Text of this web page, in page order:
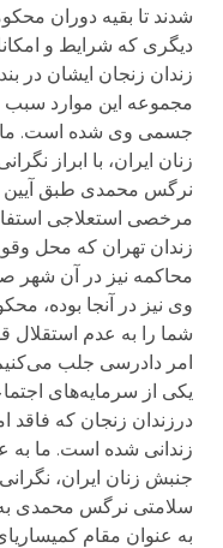
شدند تا بقیه دوران
دیگری که شرایط و
زندان زنجان ایشان در
مجموعه این موارد
جسمی وی شده است. ما
زنان ایران، با ابراز
نرگس محمدی طبق آیین
مرخصی استعلاجی
زندان تهران که محل
محاکمه نیز در آن
وی نیز در آنجا بوده،
شما را به عدم استقلال
امر دادرسی جلب
یکی از سرمایه‌های
درزندان زنجان که
زندانی شده است. ما به
جنبش زنان ایران،
سلامتی نرگس محمدی به
به عنوان مقام